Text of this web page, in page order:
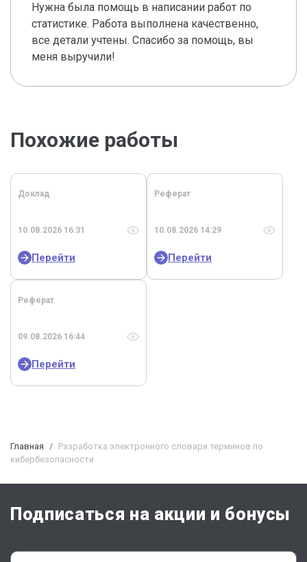
Нужна была помощь в написании работ по
статистике. Работа выполнена качественно,
все детали учтены. Спасибо за помощь, вы
меня выручили!
Похожие работы
Доклад
10.08.2026 16:31
Перейти
Реферат
10.08.2026 14:29
Перейти
Реферат
09.08.2026 16:44
Перейти
Главная
Разработка электронного словаря терминов по
кибербезопасности
Подписаться на акции и бонусы